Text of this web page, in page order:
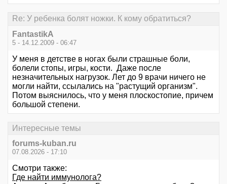
Re: У ребенка болят ножки. К кому обратиться?
FantastikA
5 - 14.12.2009 - 06:47
У меня в детстве в ногах были страшные боли,
болели стопы, игры, кости. Даже после
незначительных нагрузок. Лет до 9 врачи ничего не
могли найти, ссылались на "растущий организм".
Потом выяснилось, что у меня плоскостопие, причем
большой степени.
Интересные темы
forums-kuban.ru
07.08.2026 - 17:10
Смотри также:
Где найти иммунолога?